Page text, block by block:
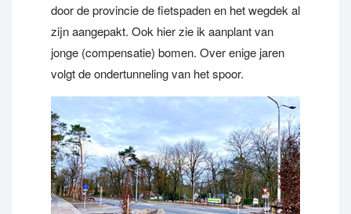
door de provincie de fietspaden en het wegdek al
zijn aangepakt. Ook hier zie ik aanplant van
jonge (compensatie) bomen. Over enige jaren
volgt de ondertunneling van het spoor.